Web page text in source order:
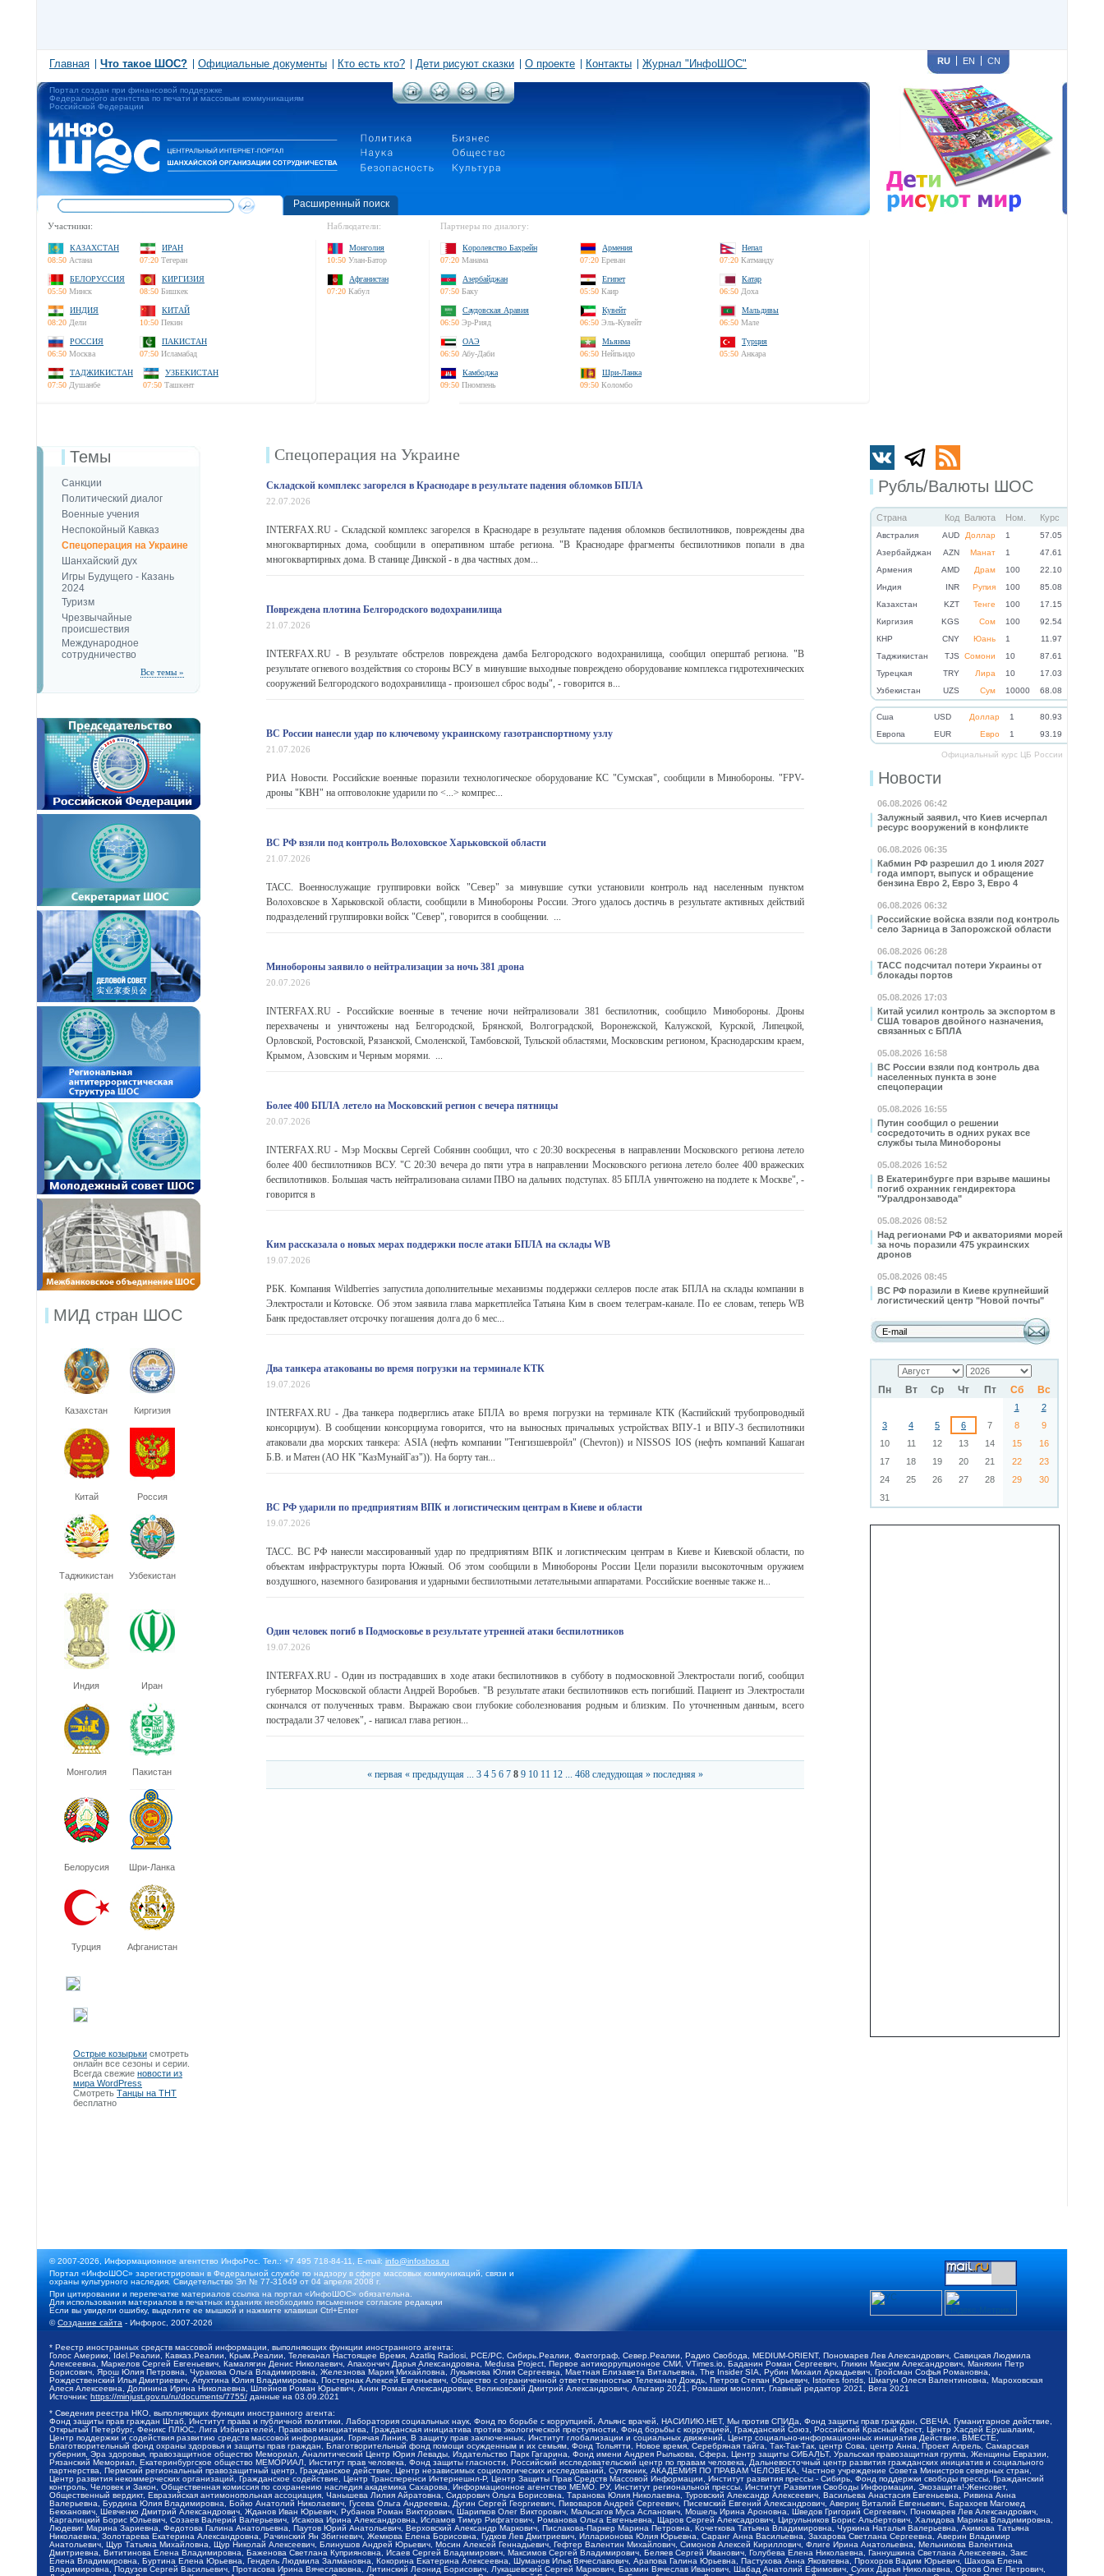
Главная Что такое ШОС? Официальные документы Кто есть кто? Дети рисуют сказки О проекте Контакты Журнал "ИнфоШОС" RU EN CN
Портал создан при финансовой поддержке
Федерального агентства по печати и массовым коммуникациям
Российской Федерации
Расширенный поиск
Участники:
КАЗАХСТАН
08:50 Астана
ИРАН
07:20 Тегеран
БЕЛОРУССИЯ
05:50 Минск
КИРГИЗИЯ
08:50 Бишкек
ИНДИЯ
08:20 Дели
КИТАЙ
10:50 Пекин
РОССИЯ
06:50 Москва
ПАКИСТАН
07:50 Исламабад
ТАДЖИКИСТАН
07:50 Душанбе
УЗБЕКИСТАН
07:50 Ташкент
Наблюдатели:
Монголия
10:50 Улан-Батор
Афганистан
07:20 Кабул
Партнеры по диалогу:
Королевство Бахрейн
07:20 Манама
Армения
07:20 Ереван
Непал
07:20 Катманду
Азербайджан
07:50 Баку
Египет
05:50 Каир
Катар
06:50 Доха
Саудовская Аравия
06:50 Эр-Рияд
Кувейт
06:50 Эль-Кувейт
Мальдивы
06:50 Мале
ОАЭ
06:50 Абу-Даби
Мьянма
06:50 Нейпьидо
Турция
05:50 Анкара
Камбоджа
09:50 Пномпень
Шри-Ланка
09:50 Коломбо
Рубль/Валюты ШОС
Страна Код Валюта Ном. Курс
Австралия AUD Доллар 1
57.05
Азербайджан
AZN Манат 1
47.61
Армения
AMD Драм 100
22.10
Индия
INR Рупия 100
85.08
Казахстан
KZT Тенге 100
17.15
Киргизия
KGS Сом 100
92.54
КНР
CNY Юань 1
11.97
Таджикистан
TJS Сомони 10
87.61
Турецкая
TRY Лира 10
17.03
Узбекистан
UZS Сум 10000 68.08
Cша USD Доллар 1
80.93
Eвропа
EUR Евро 1 93.19
Официальный курс ЦБ России
Новости
06.08.2026 06:42
Залужный заявил, что Киев исчерпал
ресурс вооружений в конфликте
06.08.2026 06:35
Кабмин РФ разрешил до 1 июля 2027
года импорт, выпуск и обращение
бензина Евро 2, Евро 3, Евро 4
06.08.2026 06:32
Российские войска взяли под контроль
село Зарница в Запорожской области
06.08.2026 06:28
ТАСС подсчитал потери Украины от
блокады портов
05.08.2026 17:03
Китай усилил контроль за экспортом в
США товаров двойного назначения,
связанных с БПЛА
05.08.2026 16:58
ВС России взяли под контроль два
населенных пункта в зоне
спецоперации
05.08.2026 16:55
Путин сообщил о решении
сосредоточить в одних руках все
службы тыла Минобороны
05.08.2026 16:52
В Екатеринбурге при взрыве машины
погиб охранник гендиректора
"Уралдронзавода"
05.08.2026 08:52
Над регионами РФ и акваториями морей
за ночь поразили 475 украинских
дронов
05.08.2026 08:45
ВС РФ поразили в Киеве крупнейший
логистический центр "Новой почты"
Пн Вт Ср Чт Пт Сб Вс
1
2
3
4 5 6 7 8
9
10
11 12 13 14 15
16
17
18 19 20 21 22
23
24
25 26 27 28 29
30
31
Темы
Санкции
Политический диалог
Военные учения
Неспокойный Кавказ
Спецоперация на Украине
Шанхайский дух
Игры Будущего - Казань
2024
Туризм
Чрезвычайные
происшествия
Международное
сотрудничество
Все темы »
МИД стран ШОС
Казахстан Киргизия
Китай Россия
Таджикистан Узбекистан
Индия Иран
Монголия Пакистан
Белорусия Шри-Ланка
Турция Афганистан
Острые козырьки смотреть
онлайн все сезоны и серии.
Всегда свежие новости из
мира WordPress
Смотреть Танцы на ТНТ
бесплатно
Спецоперация на Украине
Складской комплекс загорелся в Краснодаре в результате падения обломков БПЛА
22.07.2026
INTERFAX.RU - Складской комплекс загорелся в Краснодаре в результате падения обломков беспилотников, повреждены два
многоквартирных дома, сообщили в оперативном штабе региона. "В Краснодаре фрагменты беспилотников попали в два
многоквартирных дома. В станице Динской - в два частных дом...
Повреждена плотина Белгородского водохранилища
21.07.2026
INTERFAX.RU - В результате обстрелов повреждена дамба Белгородского водохранилища, сообщил оперштаб региона. "В
результате огневого воздействия со стороны ВСУ в минувшие выходные повреждено оборудование комплекса гидротехнических
сооружений Белгородского водохранилища - произошел сброс воды", - говорится в...
ВС России нанесли удар по ключевому украинскому газотранспортному узлу
21.07.2026
РИА Новости. Российские военные поразили технологическое оборудование КС "Сумская", сообщили в Минобороны. "FPV-
дроны "КВН" на оптоволокне ударили по <...> компрес...
ВС РФ взяли под контроль Волоховское Харьковской области
21.07.2026
ТАСС. Военнослужащие группировки войск "Север" за минувшие сутки установили контроль над населенным пунктом
Волоховское в Харьковской области, сообщили в Минобороны России. Этого удалось достичь в результате активных действий
подразделений группировки войск "Север", говорится в сообщении. ...
Минобороны заявило о нейтрализации за ночь 381 дрона
20.07.2026
INTERFAX.RU - Российские военные в течение ночи нейтрализовали 381 беспилотник, сообщило Минобороны. Дроны
перехвачены и уничтожены над Белгородской, Брянской, Волгоградской, Воронежской, Калужской, Курской, Липецкой,
Орловской, Ростовской, Рязанской, Смоленской, Тамбовской, Тульской областями, Московским регионом, Краснодарским краем,
Крымом, Азовским и Черным морями. ...
Более 400 БПЛА летело на Московский регион с вечера пятницы
20.07.2026
INTERFAX.RU - Мэр Москвы Сергей Собянин сообщил, что с 20:30 воскресенья в направлении Московского региона летело
более 400 беспилотников ВСУ. "С 20:30 вечера до пяти утра в направлении Московского региона летело более 400 вражеских
беспилотников. Большая часть нейтрализована силами ПВО на дальних подступах. 85 БПЛА уничтожено на подлете к Москве", -
говорится в
Ким рассказала о новых мерах поддержки после атаки БПЛА на склады WB
19.07.2026
РБК. Компания Wildberries запустила дополнительные механизмы поддержки селлеров после атак БПЛА на склады компании в
Электростали и Котовске. Об этом заявила глава маркетплейса Татьяна Ким в своем телеграм-канале. По ее словам, теперь WB
Банк предоставляет отсрочку погашения долга до 6 мес...
Два танкера атакованы во время погрузки на терминале КТК
19.07.2026
INTERFAX.RU - Два танкера подверглись атаке БПЛА во время погрузки на терминале КТК (Каспийский трубопроводный
консорциум). В сообщении консорциума говорится, что на выносных причальных устройствах ВПУ-1 и ВПУ-3 беспилотники
атаковали два морских танкера: ASIA (нефть компании "Тенгизшевройл" (Сhevron)) и NISSOS IOS (нефть компаний Кашаган
Б.В. и Матен (АО НК "КазМунайГаз")). На борту тан...
ВС РФ ударили по предприятиям ВПК и логистическим центрам в Киеве и области
19.07.2026
ТАСС. ВС РФ нанесли массированный удар по предприятиям ВПК и логистическим центрам в Киеве и Киевской области, по
объектам инфраструктуры порта Южный. Об этом сообщили в Минобороны России Цели поразили высокоточным оружием
воздушного, наземного базирования и ударными беспилотными летательными аппаратами. Российские военные также н...
Один человек погиб в Подмосковье в результате утренней атаки беспилотников
19.07.2026
INTERFAX.RU - Один из пострадавших в ходе атаки беспилотников в субботу в подмосковной Электростали погиб, сообщил
губернатор Московской области Андрей Воробьев. "В результате атаки беспилотников есть погибший. Пациент из Электростали
скончался от полученных травм. Выражаю свои глубокие соболезнования родным и близким. По уточненным данным, всего
пострадали 37 человек", - написал глава регион...
« первая « предыдущая ... 3 4 5 6 7 8 9 10 11 12 ... 468 следудющая » последняя »
© 2007-2026, Информационное агентство ИнфоРос. Тел.: +7 495 718-84-11, E-mail:info@infoshos.ru
Портал «ИнфоШОС» зарегистрирован в Федеральной службе по надзору в сфере массовых коммуникаций, связи и
охраны культурного наследия. Свидетельство Эл № 77-31649 от 04 апреля 2008 г.
При цитировании и перепечатке материалов ссылка на портал «ИнфоШОС» обязательна.
Для использования материалов в печатных изданиях необходимо письменное согласие редакции
Если вы увидели ошибку, выделите ее мышкой и нажмите клавиши Ctrl+Enter
©Создание сайта - Инфорос, 2007-2026
* Реестр иностранных средств массовой информации, выполняющих функции иностранного агента:
Голос Америки, Idel.Реалии, Кавказ.Реалии, Крым.Реалии, Телеканал Настоящее Время, Azatliq Radiosi, PCE/PC, Сибирь.Реалии, Фактограф, Север.Реалии, Радио Свобода, MEDIUM-ORIENT, Пономарев Лев Александрович, Савицкая Людмила
Алексеевна, Маркелов Сергей Евгеньевич, Камалягин Денис Николаевич, Апахончич Дарья Александровна, Medusa Project, Первое антикоррупционное СМИ, VTimes.io, Баданин Роман Сергеевич, Гликин Максим Александрович, Маняхин Петр
Борисович, Ярош Юлия Петровна, Чуракова Ольга Владимировна, Железнова Мария Михайловна, Лукьянова Юлия Сергеевна, Маетная Елизавета Витальевна, The Insider SIA, Рубин Михаил Аркадьевич, Гройсман Софья Романовна,
Рождественский Илья Дмитриевич, Апухтина Юлия Владимировна, Постернак Алексей Евгеньевич, Общество с ограниченной ответственностью Телеканал Дождь, Петров Степан Юрьевич, Istories fonds, Шмагун Олеся Валентиновна, Мароховская
Алеся Алексеевна, Долинина Ирина Николаевна, Шлейнов Роман Юрьевич, Анин Роман Александрович, Великовский Дмитрий Александрович, Альтаир 2021, Ромашки монолит, Главный редактор 2021, Вега 2021
Источник: https://minjust.gov.ru/ru/documents/7755/ данные на 03.09.2021
* Сведения реестра НКО, выполняющих функции иностранного агента:
Фонд защиты прав граждан Штаб, Институт права и публичной политики, Лаборатория социальных наук, Фонд по борьбе с коррупцией, Альянс врачей, НАСИЛИЮ.НЕТ, Мы против СПИДа, Фонд защиты прав граждан, СВЕЧА, Гуманитарное действие,
Открытый Петербург, Феникс ПЛЮС, Лига Избирателей, Правовая инициатива, Гражданская инициатива против экологической преступности, Фонд борьбы с коррупцией, Гражданский Союз, Российский Красный Крест, Центр Хасдей Ерушалаим,
Центр поддержки и содействия развитию средств массовой информации, Горячая Линия, В защиту прав заключенных, Институт глобализации и социальных движений, Центр социально-информационных инициатив Действие, ВМЕСТЕ,
Благотворительный фонд охраны здоровья и защиты прав граждан, Благотворительный фонд помощи осужденным и их семьям, Фонд Тольятти, Новое время, Серебряная тайга, Так-Так-Так, центр Сова, центр Анна, Проект Апрель, Самарская
губерния, Эра здоровья, правозащитное общество Мемориал, Аналитический Центр Юрия Левады, Издательство Парк Гагарина, Фонд имени Андрея Рылькова, Сфера, Центр защиты СИБАЛЬТ, Уральская правозащитная группа, Женщины Евразии,
Рязанский Мемориал, Екатеринбургское общество МЕМОРИАЛ, Институт прав человека, Фонд защиты гласности, Российский исследовательский центр по правам человека, Дальневосточный центр развития гражданских инициатив и социального
партнерства, Пермский региональный правозащитный центр, Гражданское действие, Центр независимых социологических исследований, Сутяжник, АКАДЕМИЯ ПО ПРАВАМ ЧЕЛОВЕКА, Частное учреждение Совета Министров северных стран,
Центр развития некоммерческих организаций, Гражданское содействие, Центр Трансперенси Интернешнл-Р, Центр Защиты Прав Средств Массовой Информации, Институт развития прессы - Сибирь, Фонд поддержки свободы прессы, Гражданский
контроль, Человек и Закон, Общественная комиссия по сохранению наследия академика Сахарова, Информационное агентство МЕМО. РУ, Институт региональной прессы, Институт Развития Свободы Информации, Экозащита!-Женсовет,
Общественный вердикт, Евразийская антимонопольная ассоциация, Чанышева Лилия Айратовна, Сидорович Ольга Борисовна, Таранова Юлия Николаевна, Туровский Александр Алексеевич, Васильева Анастасия Евгеньевна, Ривина Анна
Валерьевна, Бурдина Юлия Владимировна, Бойко Анатолий Николаевич, Гусева Ольга Андреевна, Дугин Сергей Георгиевич, Пивоваров Андрей Сергеевич, Писемский Евгений Александрович, Аверин Виталий Евгеньевич, Барахоев Магомед
Бекханович, Шевченко Дмитрий Александрович, Жданов Иван Юрьевич, Рубанов Роман Викторович, Шарипков Олег Викторович, Мальсагов Муса Асланович, Мошель Ирина Ароновна, Шведов Григорий Сергеевич, Пономарев Лев Александрович,
Каргалицкий Борис Юльевич, Созаев Валерий Валерьевич, Исакова Ирина Александровна, Исламов Тимур Рифгатович, Романова Ольга Евгеньевна, Щаров Сергей Алексадрович, Цирульников Борис Альбертович, Халидова Марина Владимировна,
Людевиг Марина Зариевна, Федотова Галина Анатольевна, Паутов Юрий Анатольевич, Верховский Александр Маркович, Пислакова-Паркер Марина Петровна, Кочеткова Татьяна Владимировна, Чуркина Наталья Валерьевна, Акимова Татьяна
Николаевна, Золотарева Екатерина Александровна, Рачинский Ян Збигневич, Жемкова Елена Борисовна, Гудков Лев Дмитриевич, Илларионова Юлия Юрьевна, Саранг Анна Васильевна, Захарова Светлана Сергеевна, Аверин Владимир
Анатольевич, Щур Татьяна Михайловна, Щур Николай Алексеевич, Блинушов Андрей Юрьевич, Мосин Алексей Геннадьевич, Гефтер Валентин Михайлович, Симонов Алексей Кириллович, Флиге Ирина Анатольевна, Мельникова Валентина
Дмитриевна, Вититинова Елена Владимировна, Баженова Светлана Куприяновна, Исаев Сергей Владимирович, Максимов Сергей Владимирович, Беляев Сергей Иванович, Голубева Елена Николаевна, Ганнушкина Светлана Алексеевна, Закс
Елена Владимировна, Буртина Елена Юрьевна, Гендель Людмила Залмановна, Кокорина Екатерина Алексеевна, Шуманов Илья Вячеславович, Арапова Галина Юрьевна, Пастухова Анна Яковлевна, Прохоров Вадим Юрьевич, Шахова Елена
Владимировна, Подузов Сергей Васильевич, Протасова Ирина Вячеславовна, Литинский Леонид Борисович, Лукашевский Сергей Маркович, Бахмин Вячеслав Иванович, Шабад Анатолий Ефимович, Сухих Дарья Николаевна, Орлов Олег Петрович,